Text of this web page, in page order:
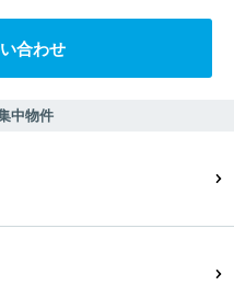
合わせ
中物件